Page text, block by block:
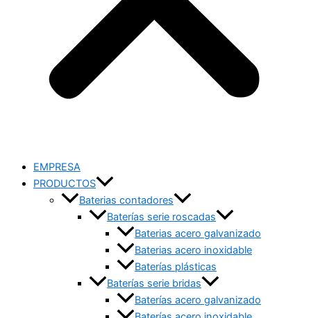
EMPRESA
PRODUCTOS
Baterias contadores
Baterías serie roscadas
Baterias acero galvanizado
Baterias acero inoxidable
Baterías plásticas
Baterías serie bridas
Baterías acero galvanizado